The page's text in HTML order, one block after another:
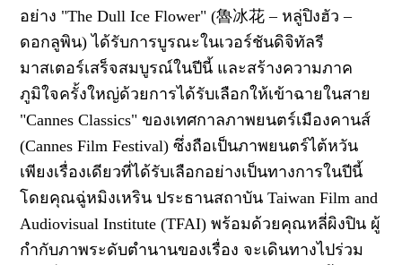
อย่าง "The Dull Ice Flower" (魯冰花 – หลู่ปิงฮัว –
ดอกลูพิน)ได้รับการบูรณะในเวอร์ชันดิจิทัลรี
มาสเตอร์เสร็จสมบูรณ์ในปีนี้ และสร้างความภาค
ภูมิใจครั้งใหญ่ด้วยการได้รับเลือกให้เข้าฉายในสาย
"Cannes Classics" ของเทศกาลภาพยนตร์เมืองคานส์
(Cannes Film Festival)ซึ่งถือเป็นภาพยนตร์ไต้หวัน
เพียงเรื่องเดียวที่ได้รับเลือกอย่างเป็นทางการในปีนี้
โดยคุณฉู่หมิงเหริน ประธานสถาบันTaiwan Film and
Audiovisual Institute (TFAI)พร้อมด้วยคุณหลี่ผิงปิน ผู้
กำกับภาพระดับตำนานของเรื่อง จะเดินทางไปร่วม